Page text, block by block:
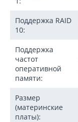
Поддержка RAID
10:
Поддержка
частот
оперативной
памяти:
Размер
(материнские
платы):